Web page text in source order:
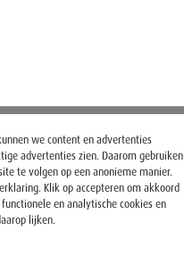
we content en advertenties
advertenties zien. Daarom gebruiken
te volgen op een anonieme manier.
Klik op accepteren om akkoord
en analytische cookies en
lijken.